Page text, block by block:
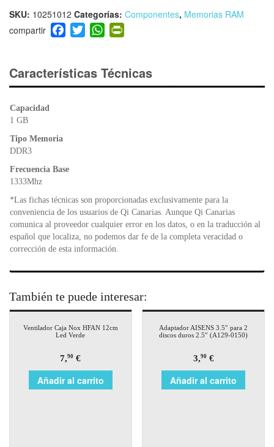
SKU: 10251012 Categorías: Componentes, Memorias RAM
F
a
e
b
T
wi
er
W
h
s
A
ri
e
Características Técnicas
Capacidad
1 GB
Tipo Memoria
DDR3
Frecuencia Base
1333Mhz
*Las fichas técnicas son proporcionadas exclusivamente para la
conveniencia de los usuarios de Qi Canarias. Aunque Qi Canarias
comunica al proveedor cualquier error en los datos, o en la traducción al
español que localiza, no podemos dar fe de la completa veracidad o
corrección de esta información.
También te puede interesar:
Ventilador Caja Nox HFAN 12cm
Led Verde
7,90 €
Añadir al carrito
Adaptador AISENS 3.5″ para 2
discos duros 2.5″ (A129-0150)
3,90€
Añadir al carrito